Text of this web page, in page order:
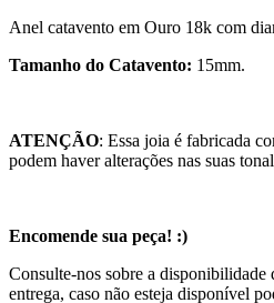
Anel catavento em Ouro 18k com
Tamanho do Catavento: 15mm.
ATENÇÃO: Essa joia é fabricada
podem haver alterações nas suas
Encomende sua peça! :)
Consulte-nos sobre a disponibilidade
entrega, caso não esteja disponível